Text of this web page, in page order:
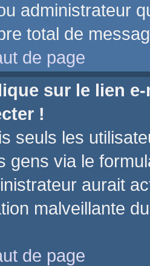
administrateur
total de
de page
sur le lien
!
seuls les
gens via le
aurait
malveillante
de page